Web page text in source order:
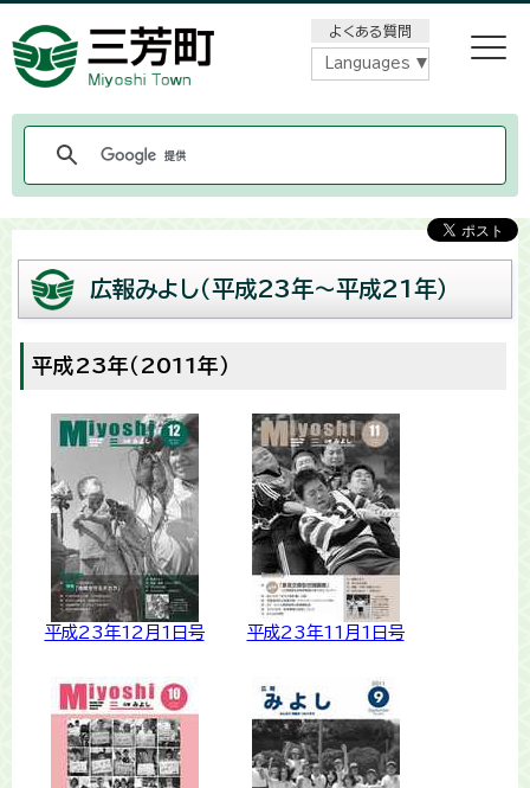
よくある質問
Languages
広報みよし（平成23年〜平成21年）
平成23年（2011年）
平成23年12月1日号 平成23年11月1日号